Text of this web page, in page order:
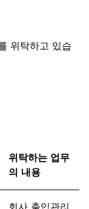
위탁하고 있습
위탁하는 업무
의 내용